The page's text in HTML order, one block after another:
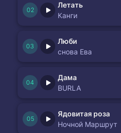
Летать
Канги
Люби
снова Ева
Дама
BURLA
Ядовитая роза
Ночной Маршрут